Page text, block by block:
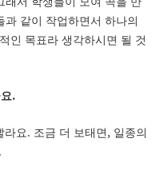
과 같이 작업하면서 하나의
인 목표라 생각하시면 될 것
.
라요 . 조금 더 보태면 , 일종의
.